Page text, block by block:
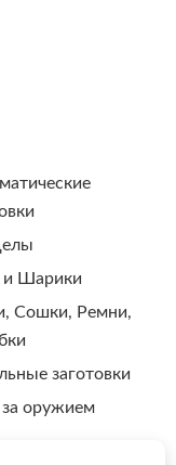
и Шарики
Сошки, Ремни,
заготовки
оружием